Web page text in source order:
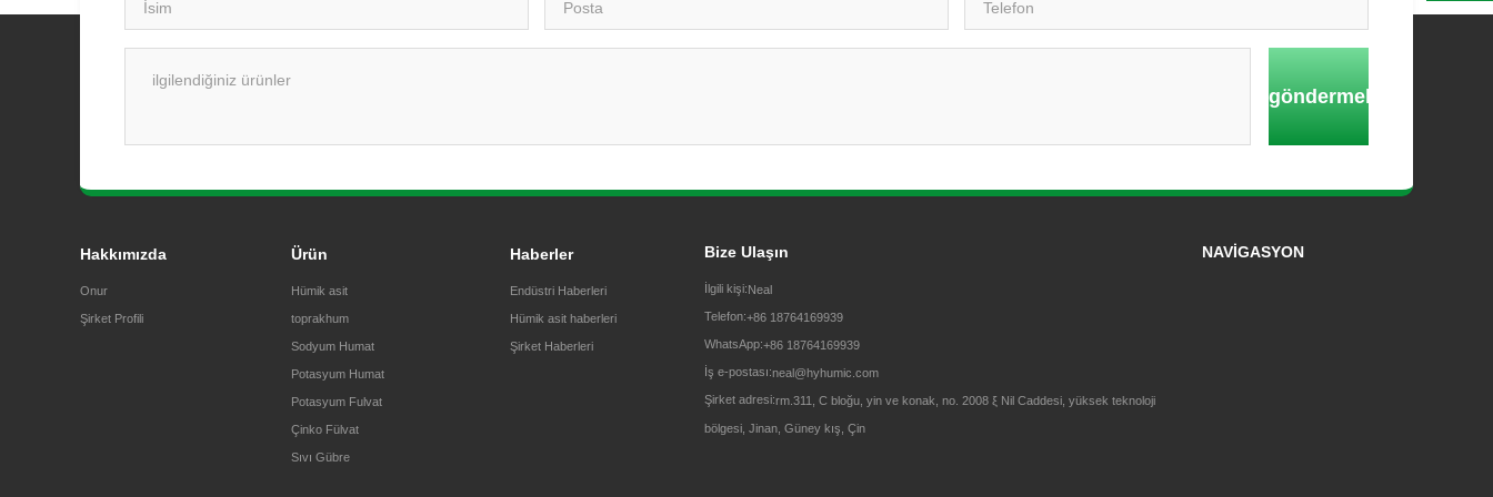
göndermek
Hakkımızda
Onur
Şirket Profili
Ürün
Hümik asit
toprakhum
Sodyum Humat
Potasyum Humat
Potasyum Fulvat
Çinko Fülvat
Sıvı Gübre
Haberler
Endüstri Haberleri
Hümik asit haberleri
Şirket Haberleri
Bize Ulaşın
İlgili kişi:Neal
Telefon:+86 18764169939
WhatsApp:+86 18764169939
İş e-postası:neal@hyhumic.com
Şirket adresi:rm.311, C bloğu, yin ve konak, no. 2008 ξ Nil Caddesi, yüksek teknoloji
bölgesi, Jinan, Güney kış, Çin
NAVİGASYON